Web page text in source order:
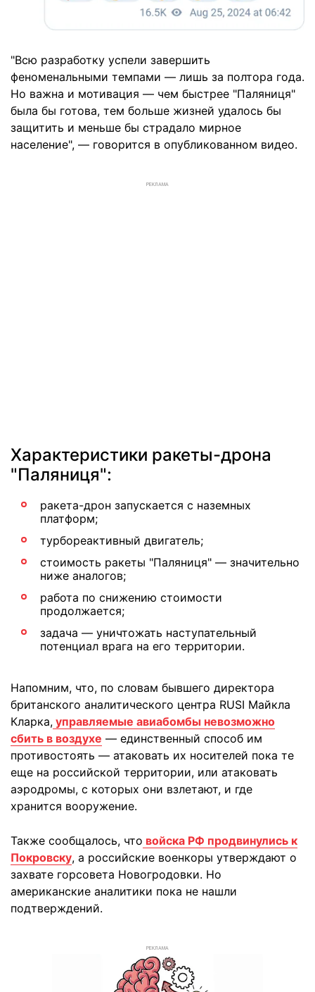
"Всю разработку успели завершить
феноменальными темпами — лишь за полтора года.
Но важна и мотивация — чем быстрее "Паляниця"
была бы готова, тем больше жизней удалось бы
защитить и меньше бы страдало мирное
население", — говорится в опубликованном видео.
РЕКЛАМА
Характеристики ракеты-дрона
"Паляниця":
ракета-дрон запускается с наземных
платформ;
турбореактивный двигатель;
стоимость ракеты "Паляниця" — значительно
ниже аналогов;
работа по снижению стоимости
продолжается;
задача — уничтожать наступательный
потенциал врага на его территории.
Напомним, что, по словам бывшего директора
британского аналитического центра RUSI Майкла
Кларка, управляемые авиабомбы невозможно
сбить в воздухе — единственный способ им
противостоять — атаковать их носителей пока те
еще на российской территории, или атаковать
аэродромы, с которых они взлетают, и где
хранится вооружение.
Также сообщалось, что войска РФ продвинулись к
Покровску, а российские военкоры утверждают о
захвате горсовета Новогродовки. Но
американские аналитики пока не нашли
подтверждений.
РЕКЛАМА